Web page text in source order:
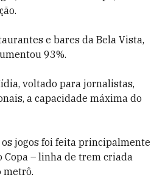
e bares da Bela Vista,
93%.
voltado para jornalistas,
a capacidade máxima do
jogos foi feita principalmente
Copa – linha de trem criada
metrô.